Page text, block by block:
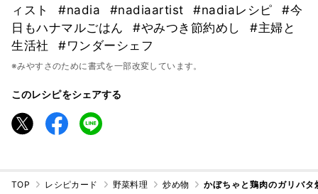
ィスト
#nadia #nadiaartist #nadiaレシピ
#今
日もハナマルごはん
#やみつき節約めし
#主婦と
生活社
#ワンダーシェフ
※みやすさのために書式を一部改変しています。
このレシピをシェアする
TOP レシピカード 野菜料理 炒め物 かぼちゃと鶏肉のガリバタ